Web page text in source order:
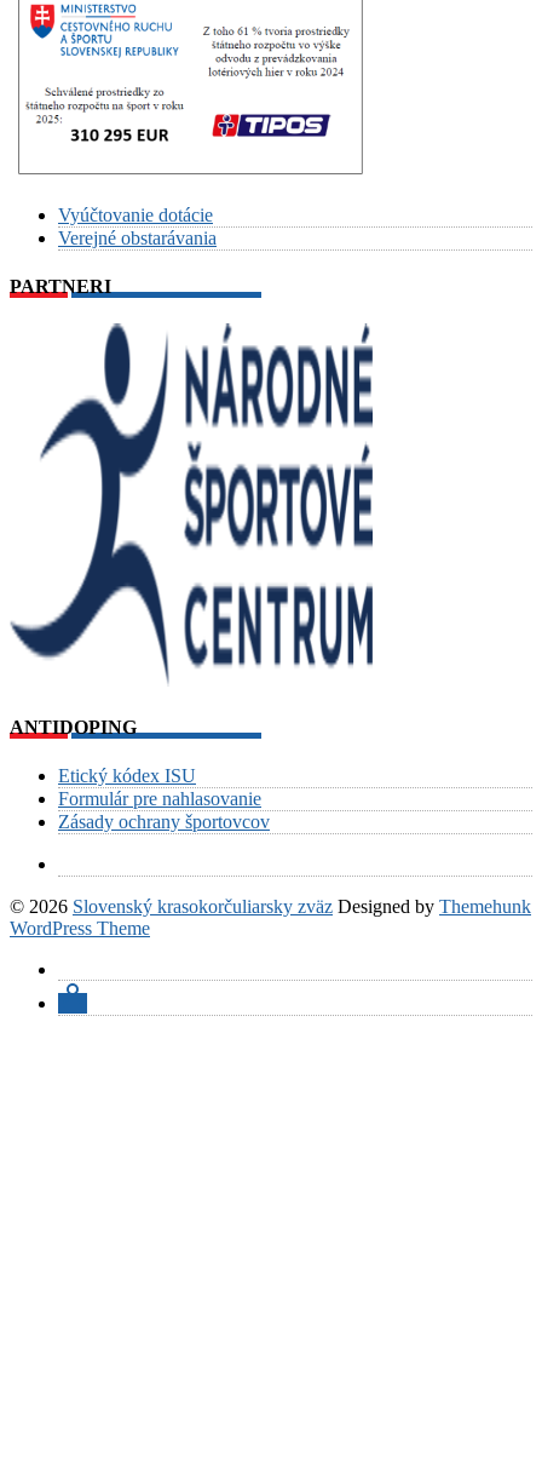
Vyúčtovanie dotácie
Verejné obstarávania
PARTNERI
ANTIDOPING
Etický kódex ISU
Formulár pre nahlasovanie
Zásady ochrany športovcov
© 2026 Slovenský krasokorčuliarsky zväz Designed by Themehunk
WordPress Theme